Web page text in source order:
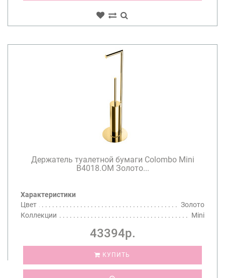
Держатель туалетной бумаги Colombo Mini
B4018.OM Золото...
Характеристики
Цвет
Золото
Коллекции
Mini
43394р.
КУПИТЬ